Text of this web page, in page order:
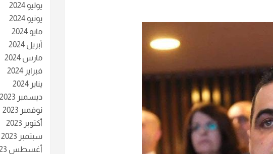
يوليو 2024
يونيو 2024
مايو 2024
أبريل 2024
مارس 2024
فبراير 2024
يناير 2024
ديسمبر 2023
نوفمبر 2023
أكتوبر 2023
سبتمبر 2023
أغسطس 2023